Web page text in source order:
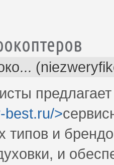
best.ru/>
типов и
и